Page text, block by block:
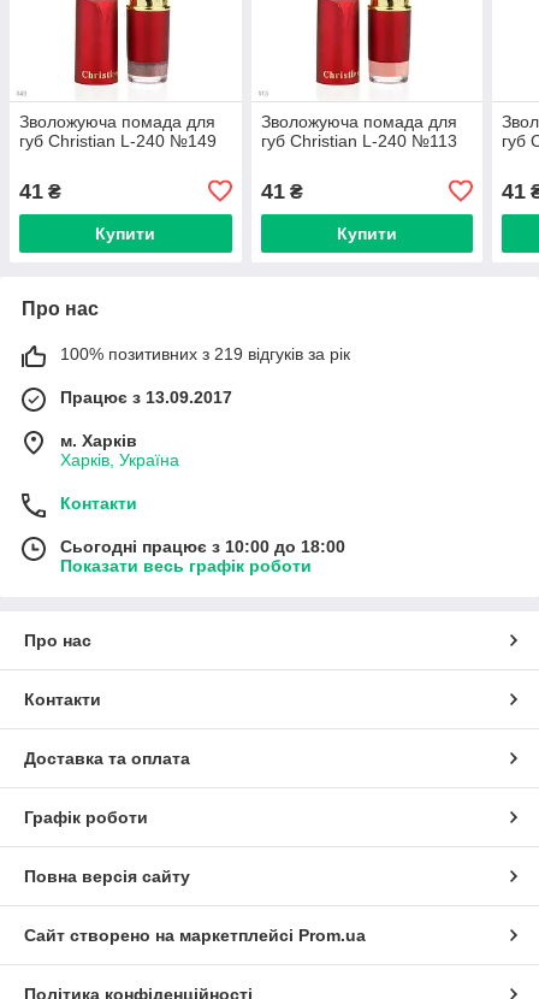
Зволожуюча помада для
губ Christian L-240 №149
41 ₴
Купити
Зволожуюча помада для
губ Christian L-240 №113
41₴
Купити
губ
41
Про нас
100% позитивних з 219 відгуків за рік
Працює з 13.09.2017
м. Харків
Харків, Україна
Контакти
Сьогодні працює з 10:00 до 18:00
Показати весь графік роботи
Про нас
Контакти
Доставка та оплата
Графік роботи
Повна версія сайту
Сайт створено на маркетплейсі Prom.ua
Політика конфіденційності